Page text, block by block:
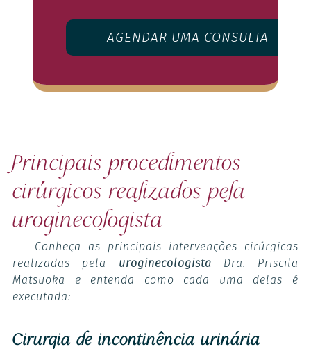
AGENDAR UMA CONSULTA
Principais procedimentos
cirúrgicos realizados pela
uroginecologista
Conheça as principais intervenções cirúrgicas
realizadas pela uroginecologista Dra. Priscila
Matsuoka e entenda como cada uma delas é
executada:
Cirurgia de incontinência urinária